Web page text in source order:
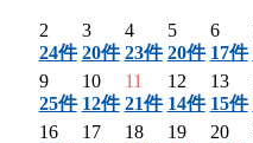
2
24件
3
20件
4
23件
5
20件
6
17件
9
25件
10
12件
11
21件
12
14件
13
15件
16
17
18
19
20